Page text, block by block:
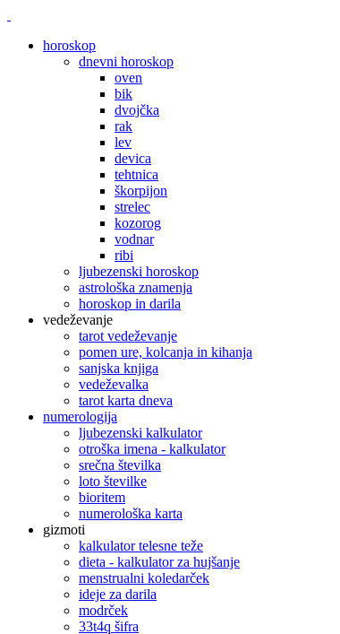
horoskop
dnevni horoskop
oven
bik
dvojčka
rak
lev
devica
tehtnica
škorpijon
strelec
kozorog
vodnar
ribi
ljubezenski horoskop
astrološka znamenja
horoskop in darila
vedeževanje
tarot vedeževanje
pomen ure, kolcanja in kihanja
sanjska knjiga
vedeževalka
tarot karta dneva
numerologija
ljubezenski kalkulator
otroška imena - kalkulator
srečna številka
loto številke
bioritem
numerološka karta
gizmoti
kalkulator telesne teže
dieta - kalkulator za hujšanje
menstrualni koledarček
ideje za darila
modrček
33t4q šifra